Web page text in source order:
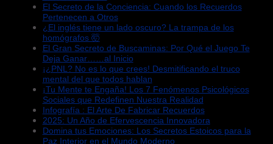
El Secreto de la Conciencia: Cuando los Recuerdos
Pertenecen a Otros
¿El inglés tiene un lado oscuro? La trampa de los
homógrafos 🤯
El Gran Secreto de Buscaminas: Por Qué el Juego Te
Deja Ganar……al Inicio
¡¿PNL? No es lo que crees! Desmitificando el truco
mental del que todos hablan
¡Tu Mente te Engaña! Los 7 Fenómenos Psicológicos
Sociales que Redefinen Nuestra Realidad
Infografía : El Arte De Fabricar Recuerdos
2025: Un Año de Efervescencia Innovadora
Domina tus Emociones: Los Secretos Estoicos para la
Paz Interior en el Mundo Moderno